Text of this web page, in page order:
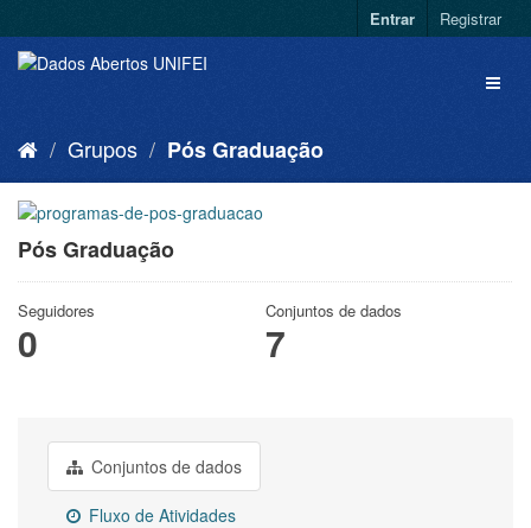
Entrar Registrar
Grupos Pós Graduação
Pós Graduação
Seguidores
0
Conjuntos de dados
7
Conjuntos de dados
Fluxo de Atividades